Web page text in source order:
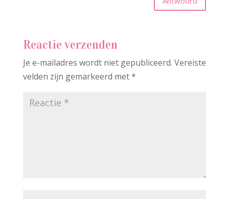
Reactie verzenden
Je e-mailadres wordt niet gepubliceerd. Vereiste
velden zijn gemarkeerd met*